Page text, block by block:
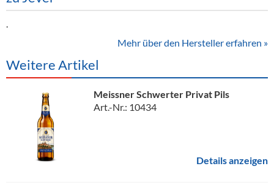
Mehr über den Hersteller erfahren »
Weitere Artikel
Meissner Schwerter Privat Pils
Art.-Nr.: 10434
Details anzeigen